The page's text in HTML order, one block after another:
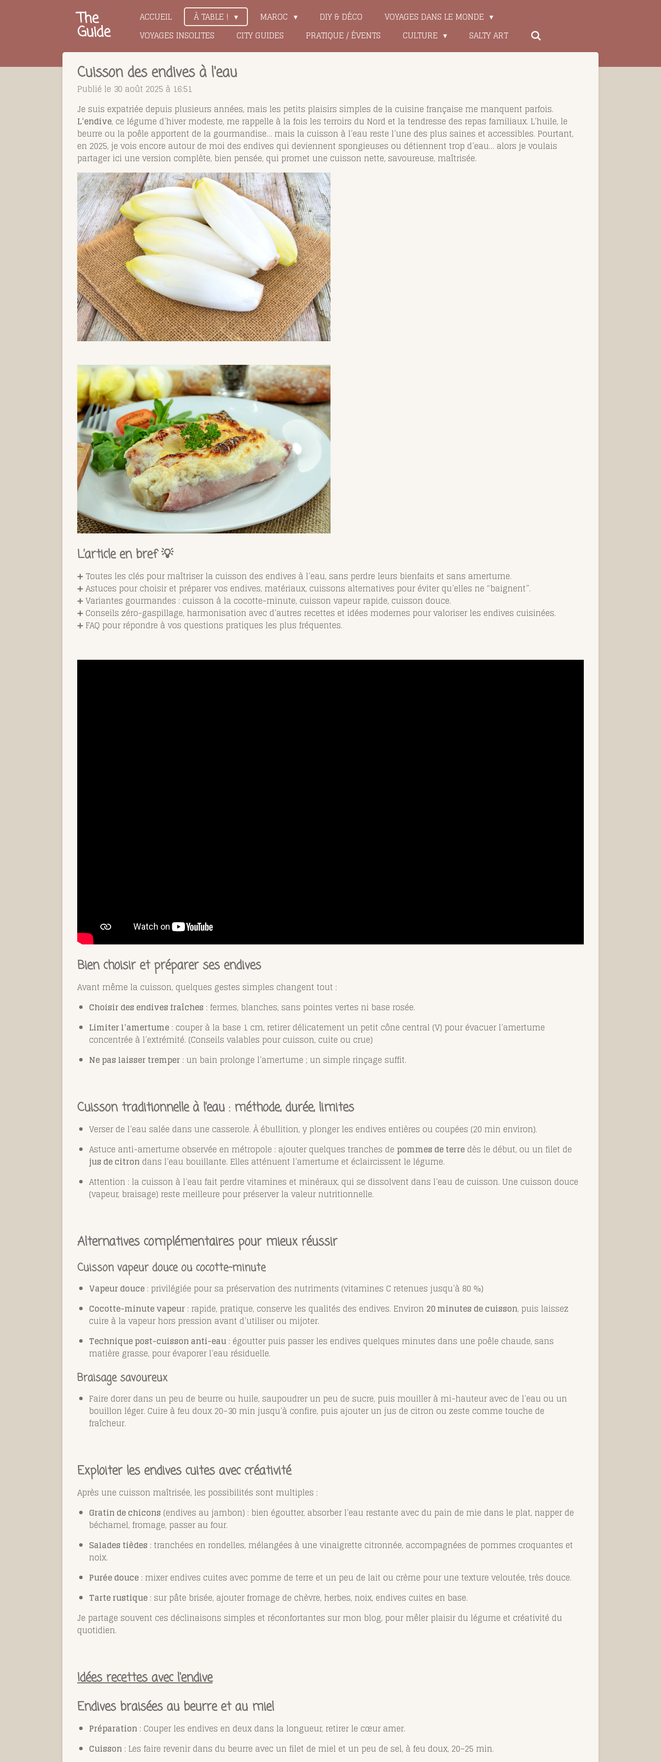
The
Guide
ACCUEIL À TABLE ! MAROC DIY & DÉCO
VOYAGES DANS LE MONDE
VOYAGES INSOLITES
CITY GUIDES PRATIQUE / ÉVENTS CULTURE SALTY ART
Cuisson des endives à l'eau
Publié le 30 août 2025 à 16:51
Je suis expatriée depuis plusieurs années, mais les petits plaisirs simples de la cuisine française me manquent parfois.
L’endive, ce légume d’hiver modeste, me rappelle à la fois les terroirs du Nord et la tendresse des repas familiaux. L’huile, le
beurre ou la poêle apportent de la gourmandise… mais la cuisson à l’eau reste l’une des plus saines et accessibles. Pourtant,
en 2025, je vois encore autour de moi des endives qui deviennent spongieuses ou détiennent trop d’eau… alors je voulais
partager ici une version complète, bien pensée, qui promet une cuisson nette, savoureuse, maîtrisée.
L’article en bref 💡
➕ Toutes les clés pour maîtriser la cuisson des endives à l’eau, sans perdre leurs bienfaits et sans amertume.
➕ Astuces pour choisir et préparer vos endives, matériaux, cuissons alternatives pour éviter qu’elles ne “baignent”.
➕ Variantes gourmandes : cuisson à la cocotte-minute, cuisson vapeur rapide, cuisson douce.
➕ Conseils zéro-gaspillage, harmonisation avec d’autres recettes et idées modernes pour valoriser les endives cuisinées.
➕ FAQ pour répondre à vos questions pratiques les plus fréquentes.
Bien choisir et préparer ses endives
Avant même la cuisson, quelques gestes simples changent tout :
Choisir des endives fraîches : fermes, blanches, sans pointes vertes ni base rosée.
Limiter l’amertume : couper à la base 1 cm, retirer délicatement un petit cône central (V) pour évacuer l’amertume
concentrée à l’extrémité. (Conseils valables pour cuisson, cuite ou crue)
Ne pas laisser tremper : un bain prolonge l’amertume ; un simple rinçage suffit.
Cuisson traditionnelle à l’eau : méthode, durée, limites
Verser de l’eau salée dans une casserole. À ébullition, y plonger les endives entières ou coupées (20 min environ).
Astuce anti-amertume observée en métropole : ajouter quelques tranches de pommes de terre dès le début, ou un filet de
jus de citron dans l’eau bouillante. Elles atténuent l’amertume et éclaircissent le légume.
Attention : la cuisson à l’eau fait perdre vitamines et minéraux, qui se dissolvent dans l’eau de cuisson. Une cuisson douce
(vapeur, braisage) reste meilleure pour préserver la valeur nutritionnelle.
Alternatives complémentaires pour mieux réussir
Cuisson vapeur douce ou cocotte-minute
Vapeur douce : privilégiée pour sa préservation des nutriments (vitamines C retenues jusqu’à 80 %)
Cocotte-minute vapeur : rapide, pratique, conserve les qualités des endives. Environ 20 minutes de cuisson, puis laissez
cuire à la vapeur hors pression avant d’utiliser ou mijoter.
Technique post-cuisson anti-eau : égoutter puis passer les endives quelques minutes dans une poêle chaude, sans
matière grasse, pour évaporer l’eau résiduelle.
Braisage savoureux
Faire dorer dans un peu de beurre ou huile, saupoudrer un peu de sucre, puis mouiller à mi-hauteur avec de l’eau ou un
bouillon léger. Cuire à feu doux 20–30 min jusqu’à confire, puis ajouter un jus de citron ou zeste comme touche de
fraîcheur.
Exploiter les endives cuites avec créativité
Après une cuisson maîtrisée, les possibilités sont multiples :
Gratin de chicons (endives au jambon) : bien égoutter, absorber l’eau restante avec du pain de mie dans le plat, napper de
béchamel, fromage, passer au four.
Salades tièdes : tranchées en rondelles, mélangées à une vinaigrette citronnée, accompagnées de pommes croquantes et
noix.
Purée douce : mixer endives cuites avec pomme de terre et un peu de lait ou crème pour une texture veloutée, très douce.
Tarte rustique : sur pâte brisée, ajouter fromage de chèvre, herbes, noix, endives cuites en base.
Je partage souvent ces déclinaisons simples et réconfortantes sur mon blog, pour mêler plaisir du légume et créativité du
quotidien.
Idées recettes avec l'endive
Endives braisées au beurre et au miel
Préparation : Couper les endives en deux dans la longueur, retirer le cœur amer.
Cuisson : Les faire revenir dans du beurre avec un filet de miel et un peu de sel, à feu doux, 20–25 min.